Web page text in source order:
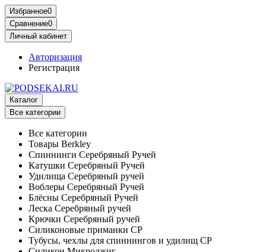
Избранное0
Сравнение0
Личный кабинет
Авторизация
Регистрация
Каталог
Все категории
Все категории
Товары Berkley
Спиннинги Серебряный Ручей
Катушки Серебряный Ручей
Удилища Серебряный ручей
Воблеры Серебряный Ручей
Блёсны Серебряный Ручей
Леска Серебряный ручей
Крючки Серебряный ручей
Силиконовые приманки СР
Тубусы, чехлы для спиннингов и удилищ СР